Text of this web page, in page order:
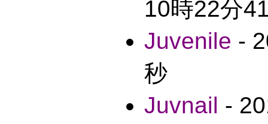
10時22分
Juvenile -
秒
Juvnail -